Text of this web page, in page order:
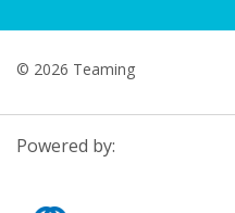
© 2026 Teaming
Powered by: